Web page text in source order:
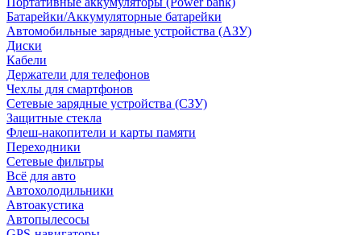
Батарейки/Аккумуляторные батарейки
Автомобильные зарядные устройства (АЗУ)
Диски
Кабели
Держатели для телефонов
Чехлы для смартфонов
Сетевые зарядные устройства (СЗУ)
Защитные стекла
Флеш-накопители и карты памяти
Переходники
Сетевые фильтры
Всё для авто
Автохолодильники
Автоакустика
Автопылесосы